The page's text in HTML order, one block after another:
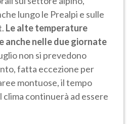
lungo le Prealpi e sulle
Le alte temperature
anche nelle due giornate
non si prevedono
fatta eccezione per
montuose, il tempo
continuerà ad essere